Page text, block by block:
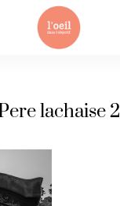
lachaise 2